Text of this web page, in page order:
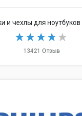
и чехлы для ноутбуков
13421 Отзыв